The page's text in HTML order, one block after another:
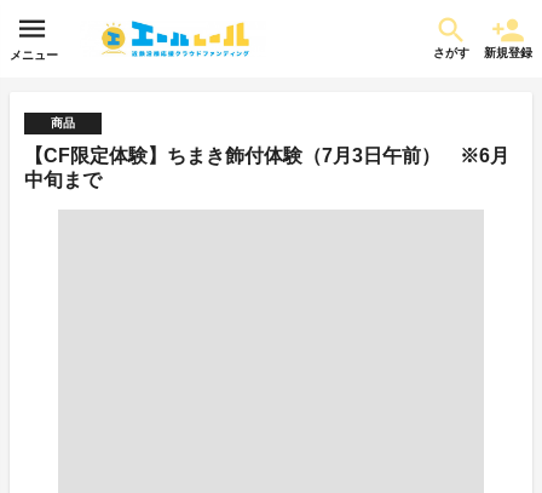
メニュー さがす 新規登録
商品
【CF限定体験】ちまき飾付体験（7月3日午前） ※6月
中旬まで